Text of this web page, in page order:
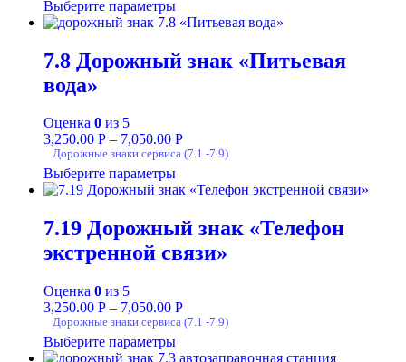
Выберите параметры
7.8 Дорожный знак «Питьевая
вода»
Оценка 0 из 5
3,250.00 Р – 7,050.00 Р
Дорожные знаки сервиса (7.1 -7.9)
Выберите параметры
7.19 Дорожный знак «Телефон
экстренной связи»
Оценка 0 из 5
3,250.00 Р – 7,050.00 Р
Дорожные знаки сервиса (7.1 -7.9)
Выберите параметры